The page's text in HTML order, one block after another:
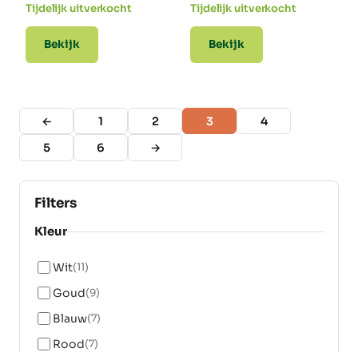
Tijdelijk uitverkocht
Bekijk
Tijdelijk uitverkocht
Bekijk
← 1 2 3
4
5
6 →
Filters
Kleur
Wit(11)
Goud(9)
Blauw(7)
Rood(7)